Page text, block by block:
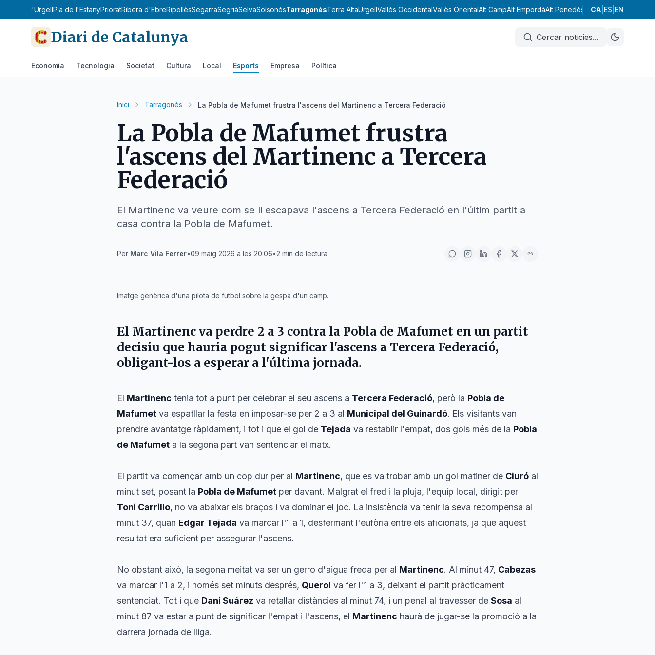
Pla d'UrgellPla de l'EstanyPrioratRibera d'EbreRipollèsSegarraSegriàSelvaSolsonèsTarragonèsTerra AltaUrgellVallès OccidentalVallès OrientalAlt CampAlt EmpordàAlt Penedès Alt Urgell Alta
CA ES EN
Diari de Catalunya Cercar notícies...
Economia Tecnologia Societat Cultura Local Esports Empresa Política
Inici Tarragonès La Pobla de Mafumet frustra l'ascens del Martinenc a Tercera Federació
La Pobla de Mafumet frustra
l'ascens del Martinenc a Tercera
Federació
El Martinenc va veure com se li escapava l'ascens a Tercera Federació en l'últim partit a
casa contra la Pobla de Mafumet.
Per Marc Vila Ferrer•09 maig 2026 a les 20:06•2 min de lectura
Imatge genèrica d'una pilota de futbol sobre la gespa d'un camp.
El Martinencva perdre 2 a 3 contra la Pobla de Mafumet en un partit
decisiu que hauria pogut significar l'ascens a Tercera Federació,
obligant-los a esperar a l'última jornada.
El Martinenc tenia tot a punt per celebrar el seu ascens a Tercera Federació, però la Pobla de
Mafumet va espatllar la festa en imposar-se per 2 a 3 al Municipal del Guinardó. Els visitants van
prendre avantatge ràpidament, i tot i que el gol de Tejada va restablir l'empat, dos gols més de la Pobla
de Mafumet a la segona part van sentenciar el matx.
El partit va començar amb un cop dur per al Martinenc, que es va trobar amb un gol matiner de Ciuró al
minut set, posant la Pobla de Mafumet per davant. Malgrat el fred i la pluja, l'equip local, dirigit per
Toni Carrillo, no va abaixar els braços i va dominar el joc. La insistència va tenir la seva recompensa al
minut 37, quan Edgar Tejada va marcar l'1 a 1, desfermant l'eufòria entre els aficionats, ja que aquest
resultat era suficient per assegurar l'ascens.
No obstant això, la segona meitat va ser un gerro d'aigua freda per al Martinenc. Al minut 47, Cabezas
va marcar l'1 a 2, i només set minuts després, Querol va fer l'1 a 3, deixant el partit pràcticament
sentenciat. Tot i que Dani Suárez va retallar distàncies al minut 74, i un penal al travesser de Sosa al
minut 87 va estar a punt de significar l'empat i l'ascens, el Martinenc haurà de jugar-se la promoció a la
darrera jornada de lliga.